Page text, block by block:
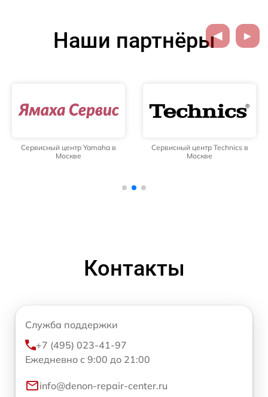
Наши партнёры
Сервисный центр Yamaha в
Москве
Сервисный центр Technics в
Москве
Контакты
Служба поддержки
+7 (495) 023-41-97
Ежедневно с 9:00 до 21:00
info@denon-repair-center.ru